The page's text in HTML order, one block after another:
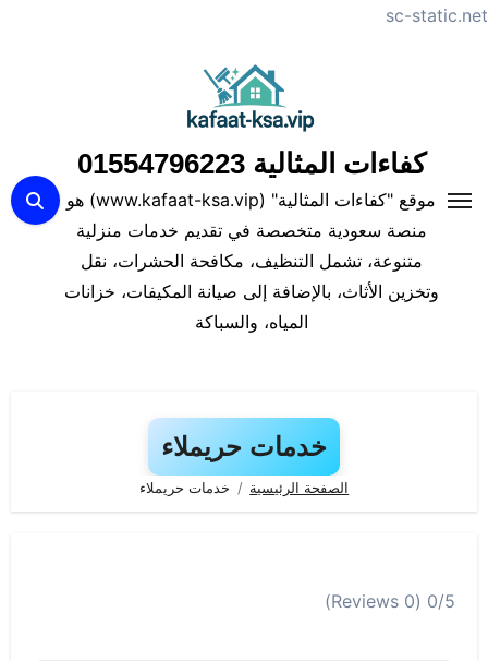
sc-static.net
كفاءات المثالية 01554796223
موقع "كفاءات المثالية" (www.kafaat-ksa.vip) هو
منصة سعودية متخصصة في تقديم خدمات منزلية
متنوعة، تشمل التنظيف، مكافحة الحشرات، نقل
وتخزين الأثاث، بالإضافة إلى صيانة المكيفات، خزانات
المياه، والسباكة
خدمات حريملاء
الصفحة الرئيسية خدمات حريملاء
0/5
(0 Reviews)